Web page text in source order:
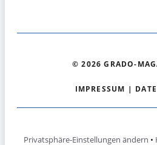
© 2026 GRADO-
IMPRESSUM |
Privatsphäre-Einstellungen ändern •